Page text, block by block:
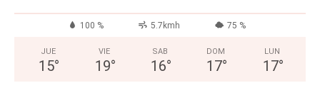
100 % 5.7kmh 75 %
JUE
15°
VIE
19°
SAB
16°
DOM
17°
LUN
17°